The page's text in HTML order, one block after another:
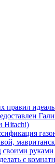
правил
Hitachi)
своими руками
с